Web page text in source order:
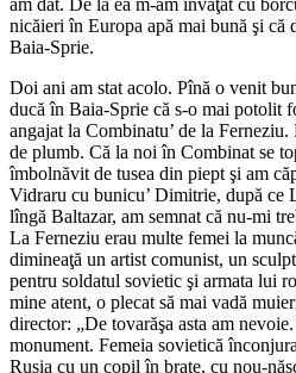
nicăieri în Europa apă mai bună şi că
Baia-Sprie.
Doi ani am stat acolo. Pînă o venit
ducă în Baia-Sprie că s-o mai potolit
angajat la Combinatu’ de la
de plumb. Că la noi în Combinat se
îmbolnăvit de tusea din piept şi am
Vidraru cu bunicu’ Dimitrie, după ce
lîngă Baltazar, am semnat că nu-mi
La Ferneziu erau multe femei la
dimineaţă un artist comunist, un
pentru soldatul sovietic şi armata lui
mine atent, o plecat să mai vadă
director: „De tovarăşa asta am
monument. Femeia sovietică
Rusia cu un copil în braţe, cu nou-